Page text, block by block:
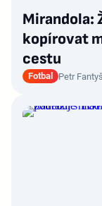
Mirandola:
kopírovat
cestu
Fotbal Petr Fantyš